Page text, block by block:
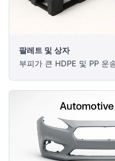
팔레트 및 상자
부피가 큰 HDPE 및 PP 운